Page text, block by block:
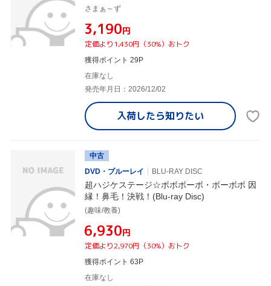
さまぁ～ず
¥3,190円
定価より1,430円（30%）おトク
獲得ポイント 29P
在庫なし
発売年月日：2026/12/02
入荷したら知りたい
中古
DVD・ブルーレイ
BLU-RAY DISC
超ハジケステージ☆ボボボーボ・ボーボボ 因
縁！鼻毛！決戦！(Blu-ray Disc)
(趣味/教養)
¥6,930円
定価より2,970円（30%）おトク
獲得ポイント 63P
在庫なし